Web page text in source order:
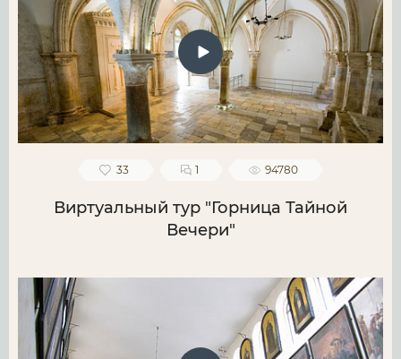
33 1 94780
Виртуальный тур "Горница Тайной
Вечери"